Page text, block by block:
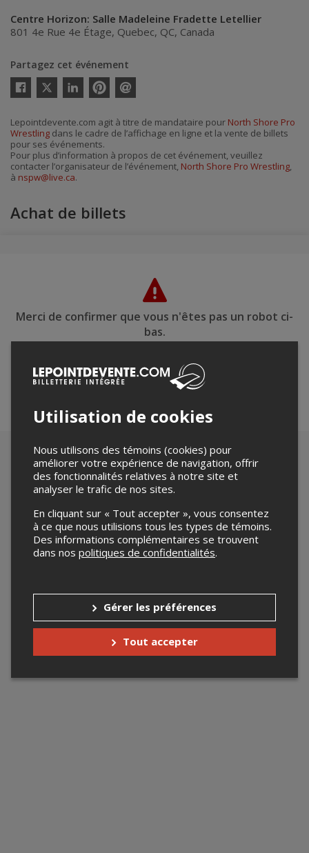
Centre Horizon: Salle Madeleine Fradette Letellier
801 4e Rue 4e Étage, Quebec, QC, Canada
Partagez cet événement
Twitter
courriel
Lepointdevente.com agit à titre de mandataire pour North Shore Pro
Wrestling dans le cadre de l’affichage en ligne et la vente de billets
pour ses événements.
Pour plus d’information à propos de cet événement, veuillez
contacter l’organisateur de l’événement, North Shore Pro Wrestling,
à nspw@live.ca.
Achat de billets
Merci de confirmer que vous n'êtes pas un robot ci-
bas.
Utilisation de cookies
Nous utilisons des témoins (cookies) pour
améliorer votre expérience de navigation, offrir
des fonctionnalités relatives à notre site et
analyser le trafic de nos sites.
En cliquant sur « Tout accepter », vous consentez
à ce que nous utilisions tous les types de témoins.
Des informations complémentaires se trouvent
dans nos politiques de confidentialités.
Gérer les préférences
Tout accepter